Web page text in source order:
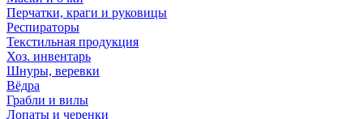
Перчатки, краги и руковицы
Респираторы
Текстильная продукция
Хоз. инвентарь
Шнуры, веревки
Вёдра
Грабли и вилы
Лопаты и черенки